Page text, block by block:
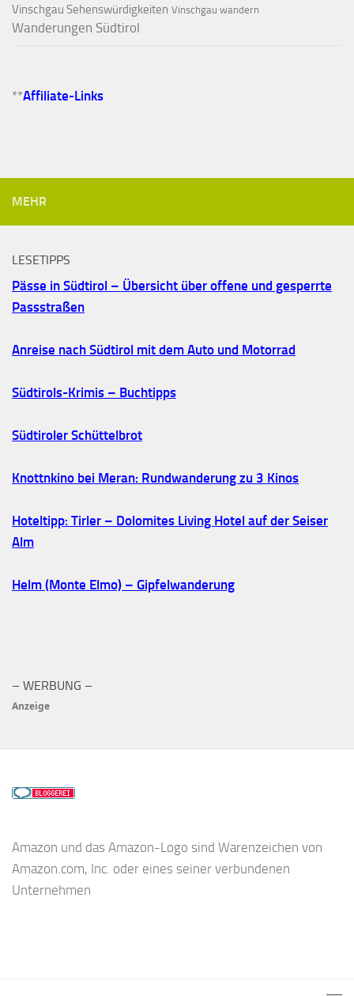
Vinschgau Sehenswürdigkeiten Vinschgau wandern
Wanderungen Südtirol
**Affiliate-Links
MEHR
LESETIPPS
Pässe in Südtirol – Übersicht über offene und gesperrte
Passstraßen
Anreise nach Südtirol mit dem Auto und Motorrad
Südtirols-Krimis – Buchtipps
Südtiroler Schüttelbrot
Knottnkino bei Meran: Rundwanderung zu 3 Kinos
Hoteltipp: Tirler – Dolomites Living Hotel auf der Seiser
Alm
Helm (Monte Elmo) – Gipfelwanderung
– WERBUNG –
Anzeige
Amazon und das Amazon-Logo sind Warenzeichen von
Amazon.com, Inc. oder eines seiner verbundenen
Unternehmen